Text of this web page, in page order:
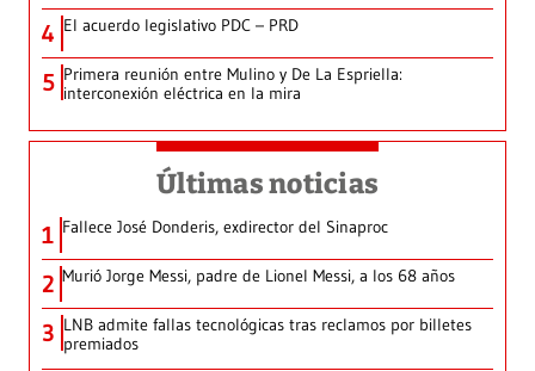
4 El acuerdo legislativo PDC – PRD
5 Primera reunión entre Mulino y De La Espriella:
interconexión eléctrica en la mira
Últimas noticias
1 Fallece José Donderis, exdirector del Sinaproc
2 Murió Jorge Messi, padre de Lionel Messi, a los 68 años
3 LNB admite fallas tecnológicas tras reclamos por billetes
premiados